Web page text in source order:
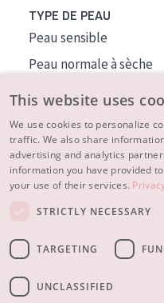
TYPE DE PEAU
Peau sensible
Peau normale à sèche
Peau mixte ou grasse
Peau mature
Peau ménopausée
À PROPOS
CONSEILS BEAUTÉ
This website uses
We use cookies to personalize
traffic. We also share
advertising and analytics
information you have provided
your use of their services.
STRICTLY NECESSARY
TARGETING
UNCLASSIFIED